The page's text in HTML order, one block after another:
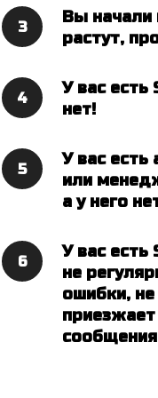
Вы начали
растут,
У вас есть
нет!
У вас есть
или
а у него
У вас есть
не
ошибки, не